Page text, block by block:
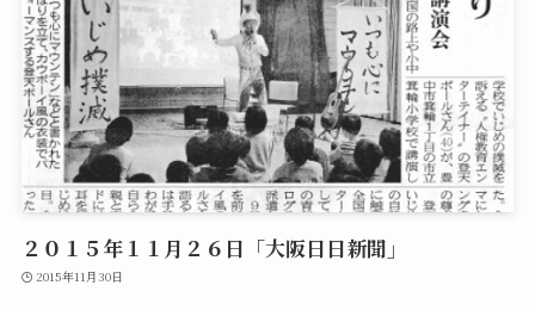
２０１５年１１月２６日「大阪日日新聞」
2015年11月30日